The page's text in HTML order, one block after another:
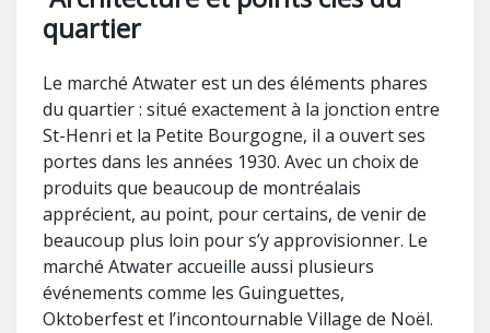
quartier
Le marché Atwater est un des éléments phares
du quartier : situé exactement à la jonction entre
St-Henri et la Petite Bourgogne, il a ouvert ses
portes dans les années 1930. Avec un choix de
produits que beaucoup de montréalais
apprécient, au point, pour certains, de venir de
beaucoup plus loin pour s’y approvisionner. Le
marché Atwater accueille aussi plusieurs
événements comme les Guinguettes,
Oktoberfest et l’incontournable Village de Noël.